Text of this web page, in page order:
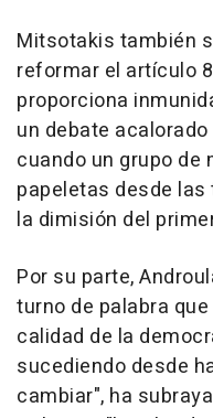
Mitsotakis también
reformar el artículo
proporciona
un debate
cuando un grupo
papeletas desde
la dimisión del
Por su parte,
turno de palabra
calidad de la
sucediendo desde
cambiar", ha